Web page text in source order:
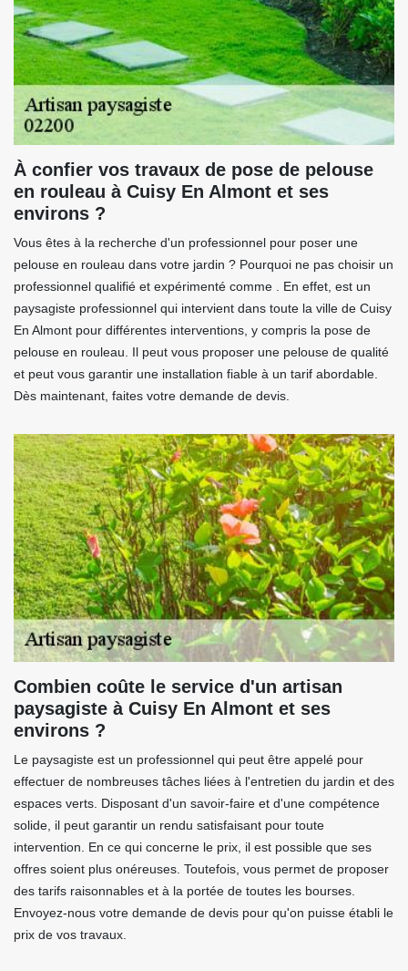
À confier vos travaux de pose de pelouse
en rouleau à Cuisy En Almont et ses
environs ?
Vous êtes à la recherche d'un professionnel pour poser une
pelouse en rouleau dans votre jardin ? Pourquoi ne pas choisir un
professionnel qualifié et expérimenté comme . En effet, est un
paysagiste professionnel qui intervient dans toute la ville de Cuisy
En Almont pour différentes interventions, y compris la pose de
pelouse en rouleau. Il peut vous proposer une pelouse de qualité
et peut vous garantir une installation fiable à un tarif abordable.
Dès maintenant, faites votre demande de devis.
Combien coûte le service d'un artisan
paysagiste à Cuisy En Almont et ses
environs ?
Le paysagiste est un professionnel qui peut être appelé pour
effectuer de nombreuses tâches liées à l'entretien du jardin et des
espaces verts. Disposant d'un savoir-faire et d'une compétence
solide, il peut garantir un rendu satisfaisant pour toute
intervention. En ce qui concerne le prix, il est possible que ses
offres soient plus onéreuses. Toutefois, vous permet de proposer
des tarifs raisonnables et à la portée de toutes les bourses.
Envoyez-nous votre demande de devis pour qu'on puisse établi le
prix de vos travaux.